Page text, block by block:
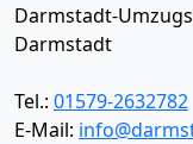
Darmstadt-
Darmstadt
Tel.: 01579-2632782
E-Mail: